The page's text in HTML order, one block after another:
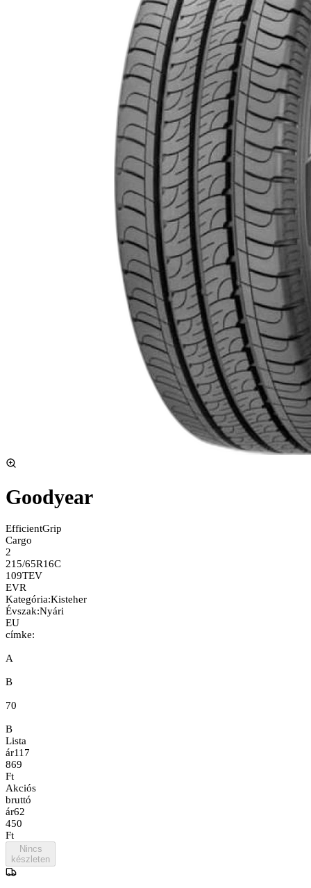
Goodyear
EfficientGrip
Cargo
2
215/65R16C
109TEV
EVR
Kategória:Kisteher
Évszak:Nyári
EU
címke:
A
B
70
B
Lista
ár117
869
Ft
Akciós
bruttó
ár62
450
Ft
Nincs
készleten